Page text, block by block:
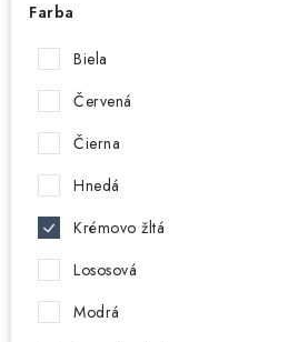
Farba
Biela
Červená
Čierna
Hnedá
Krémovo žltá
Lososová
Modrá